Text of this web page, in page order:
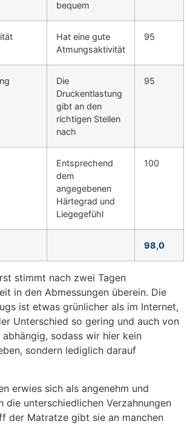
bequem
Hat eine gute
Atmungsaktivität
95
Die
Druckentlastung
gibt an den
richtigen Stellen
nach
95
Entsprechend
dem
angegebenen
Härtegrad und
Liegegefühl
100
98,0
stimmt nach zwei Tagen
in den Abmessungen überein. Die
ist etwas grünlicher als im Internet,
Unterschied so gering und auch von
sodass wir hier kein
sondern lediglich darauf
erwies sich als angenehm und
die unterschiedlichen Verzahnungen
der Matratze gibt sie an manchen